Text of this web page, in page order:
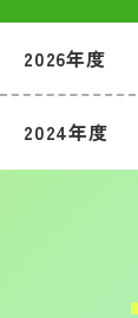
2026年度
2024年度